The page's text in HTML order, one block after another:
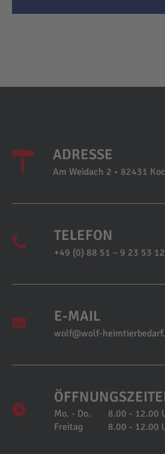
ADRESSE
Am Weidach 2 • 82431
TELEFON
+49 (0) 88 51 – 9 23 53 12
E-MAIL
wolf@wolf-
Mo. - Do. 8.00 - 12.00
Freitag
8.00 - 12.00